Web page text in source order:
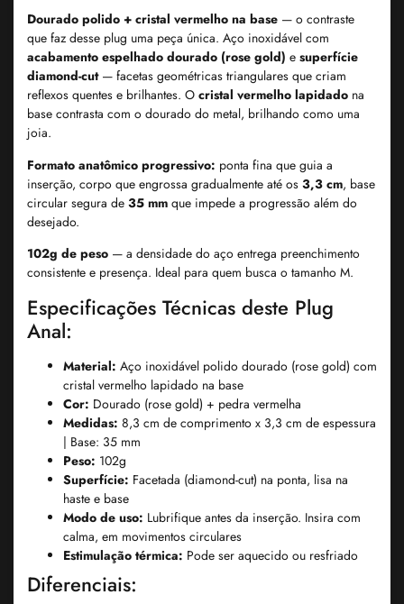
Dourado polido + cristal vermelho na base — o contraste
que faz desse plug uma peça única. Aço inoxidável com
acabamento espelhado dourado (rose gold) e superfície
diamond-cut— facetas geométricas triangulares que criam
reflexos quentes e brilhantes. O cristal vermelho lapidado na
base contrasta com o dourado do metal, brilhando como uma
joia.
Formato anatômico progressivo: ponta fina que guia a
inserção, corpo que engrossa gradualmente até os 3,3 cm, base
circular segura de 35 mm que impede a progressão além do
desejado.
102g de peso — a densidade do aço entrega preenchimento
consistente e presença. Ideal para quem busca o tamanho M.
Especificações Técnicas deste Plug
Anal:
Material: Aço inoxidável polido dourado (rose gold) com
cristal vermelho lapidado na base
Cor: Dourado (rose gold) + pedra vermelha
Medidas: 8,3 cm de comprimento x 3,3 cm de espessura
| Base: 35 mm
Peso: 102g
Superfície: Facetada (diamond-cut) na ponta, lisa na
haste e base
Modo de uso: Lubrifique antes da inserção. Insira com
calma, em movimentos circulares
Estimulação térmica: Pode ser aquecido ou resfriado
Diferenciais: